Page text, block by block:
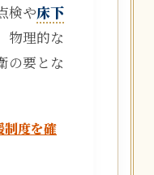
検や床下
物理的な
の要とな
度を確